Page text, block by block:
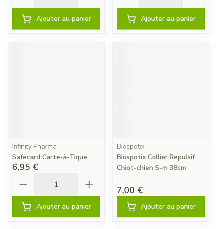
Ajouter au panier Ajouter au panier
Infinity Pharma
Safecard Carte-à-Tique
6,95 €
Ajouter au panier
Biospotix
Biospotix Collier Repulsif
Chiot-chien S-m 38cm
7,00 €
Ajouter au panier